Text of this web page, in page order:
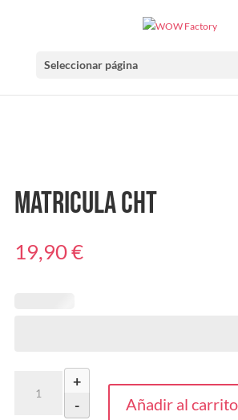
Seleccionar página
Matricula CHT
19,90€
-
+
Añadir al carrito